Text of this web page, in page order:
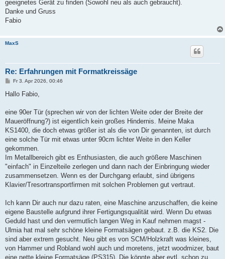
geeignetes Gerät zu finden (Sowohl neu als auch gebraucht).
Danke und Gruss
Fabio
MaxS
Re: Erfahrungen mit Formatkreissäge
B
i
a
Fr 3. Apr 2026, 00:46
Hallo Fabio,
eine 90er Tür (sprechen wir von der lichten Weite oder der Breite der
Maueröffnung?) ist eigentlich kein großes Hindernis. Meine Maka
KS1400, die doch etwas größer ist als die von Dir genannten, ist durch
eine solche Tür mit etwas unter 90cm lichter Weite in den Keller
gekommen.
Im Metallbereich gibt es Enthusiasten, die auch größere Maschinen
"einfach" in Einzelteile zerlegen und dann nach der Einbringung wieder
zusammensetzen. Wenn es der Durchgang erlaubt, sind übrigens
Klavier/Tresortransportfirmen mit solchen Problemen gut vertraut.
Ich kann Dir auch nur dazu raten, eine Maschine anzuschaffen, die keine
eigene Baustelle aufgrund ihrer Fertigungsqualität wird. Wenn Du etwas
Geduld hast und den vermutlich langen Weg in Kauf nehmen magst -
Ulmia hat mal sehr schöne kleine Formatsägen gebaut. z.B. die KS2. Die
sind aber extrem gesucht. Neu gibt es von SCM/Holzkraft was kleines,
von Hammer und Robland wohl auch und moretens, jetzt woodmizer, baut
eine nette kleine Formatsäge (PS315). Die könnte aber evtl. schon zu